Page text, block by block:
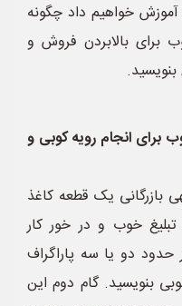
آموزش خواهیم داد چگونه
برای بالابردن فروش و
برای انجام رویه کوبی و
یک قطعه کاغذ
خوب و در خور کار
حدود دو یا سه پاراگراف
بنویسید. گام دوم این